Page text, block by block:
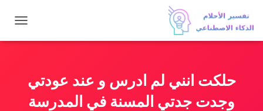
ب
حلكت انني لم ادرس و عند عودتي
وجدت جدتي المسنة في المدرسة